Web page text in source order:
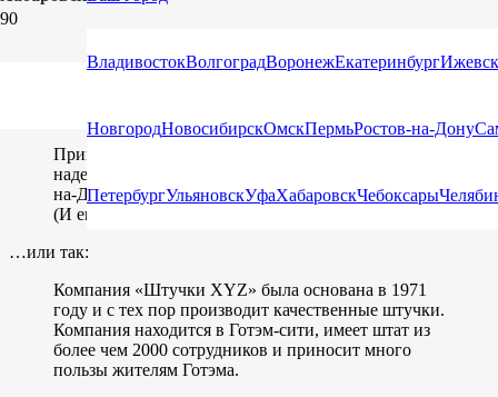
ВладивостокВолгоградВоронежЕкатеринбургИжевск
НовгородНовосибирскОмскПермьРостов-на-Дону
ПетербургУльяновскУфаХабаровскЧебоксары
что остаётся на одном месте и отображается в меню сайта (в
большинстве тем). На странице «Детали» владельцы сайтов
Привет! Днём я курьер, а вечером — подающий
надежды актёр. Это мой блог. Я живу в Ростове-
на-Дону, люблю своего пса Джека и пинаколаду.
(И ещё попадать под дождь.)
…или так:
Компания «Штучки XYZ» была основана в 1971
году и с тех пор производит качественные штучки.
Компания находится в Готэм-сити, имеет штат из
более чем 2000 сотрудников и приносит много
пользы жителям Готэма.